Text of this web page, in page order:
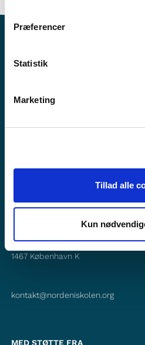
Præferencer
Statistik
Marketing
Tillad alle
Kun
Vil du vide mere om Norden i
Følg os på Instagram
1467 København K
kontakt@nordeniskolen.org
MED STØTTE FRA